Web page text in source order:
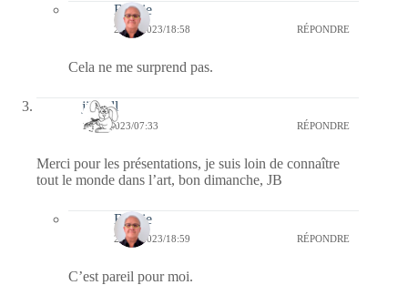
Bernie
20/02/2023/18:58 RÉPONDRE
Cela ne me surprend pas.
jill bill
19/02/2023/07:33 RÉPONDRE
Merci pour les présentations, je suis loin de connaître
tout le monde dans l’art, bon dimanche, JB
Bernie
20/02/2023/18:59 RÉPONDRE
C’est pareil pour moi.